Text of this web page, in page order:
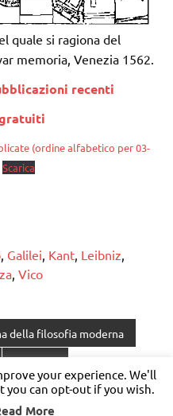
quale si ragiona del
memoria, Venezia 1562.
recenti
(ordine alfabetico per 03-
Scarica
, Galilei, Kant, Leibniz,
, Vico
della filosofia moderna
Filosofia
your experience. We'll
you can opt-out if you wish.
More